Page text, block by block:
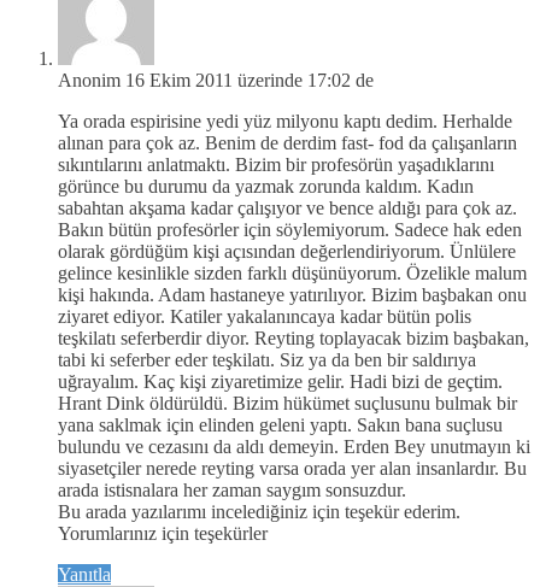
Anonim 16 Ekim 2011 üzerinde 17:02 de
Ya orada espirisine yedi yüz milyonu kaptı dedim. Herhalde
alınan para çok az. Benim de derdim fast- fod da çalışanların
sıkıntılarını anlatmaktı. Bizim bir profesörün yaşadıklarını
görünce bu durumu da yazmak zorunda kaldım. Kadın
sabahtan akşama kadar çalışıyor ve bence aldığı para çok az.
Bakın bütün profesörler için söylemiyorum. Sadece hak eden
olarak gördüğüm kişi açısından değerlendiriyorum. Ünlülere
gelince kesinlikle sizden farklı düşünüyorum. Özelikle malum
kişi hakında. Adam hastaneye yatırılıyor. Bizim başbakan onu
ziyaret ediyor. Katiler yakalanıncaya kadar bütün polis
teşkilatı seferberdir diyor. Reyting toplayacak bizim başbakan,
tabi ki seferber eder teşkilatı. Siz ya da ben bir saldırıya
uğrayalım. Kaç kişi ziyaretimize gelir. Hadi bizi de geçtim.
Hrant Dink öldürüldü. Bizim hükümet suçlusunu bulmak bir
yana saklmak için elinden geleni yaptı. Sakın bana suçlusu
bulundu ve cezasını da aldı demeyin. Erden Bey unutmayın ki
siyasetçiler nerede reyting varsa orada yer alan insanlardır. Bu
arada istisnalara her zaman saygım sonsuzdur.
Bu arada yazılarımı incelediğiniz için teşekür ederim.
Yorumlarınız için teşekürler
Yanıtla